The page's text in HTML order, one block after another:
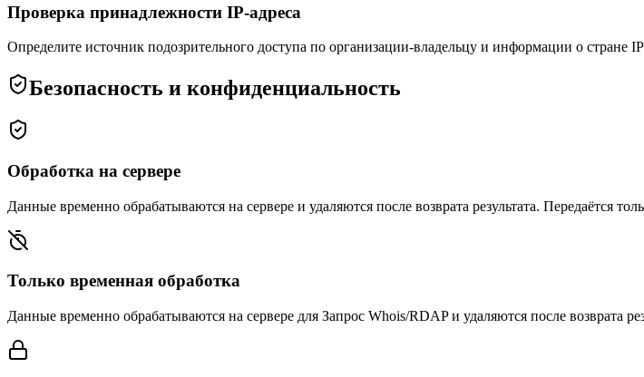
Проверка принадлежности IP-адреса
Определите источник подозрительного доступа по организации-владельцу и информации о стране IP
Безопасность и конфиденциальность
Обработка на сервере
Данные временно обрабатываются на сервере и удаляются после возврата результата. Передаётся
Только временная обработка
Данные временно обрабатываются на сервере для Запрос Whois/RDAP и удаляются после возврата